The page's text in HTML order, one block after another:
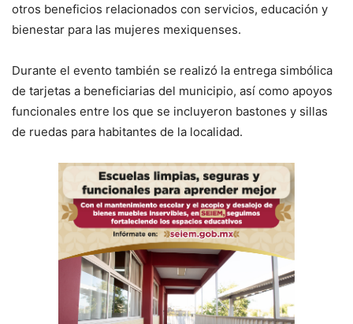
otros beneficios relacionados con servicios, educación y
bienestar para las mujeres mexiquenses.
Durante el evento también se realizó la entrega simbólica
de tarjetas a beneficiarias del municipio, así como apoyos
funcionales entre los que se incluyeron bastones y sillas
de ruedas para habitantes de la localidad.